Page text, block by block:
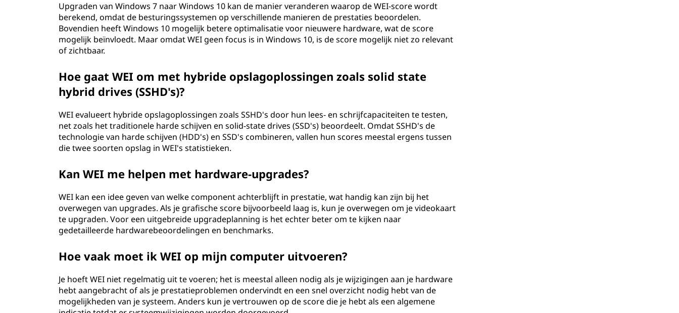
Upgraden van Windows 7 naar Windows 10 kan de manier veranderen waarop de WEI-score wordt
berekend, omdat de besturingssystemen op verschillende manieren de prestaties beoordelen.
Bovendien heeft Windows 10 mogelijk betere optimalisatie voor nieuwere hardware, wat de score
mogelijk beïnvloedt. Maar omdat WEI geen focus is in Windows 10, is de score mogelijk niet zo relevant
of zichtbaar.
Hoe gaat WEI om met hybride opslagoplossingen zoals solid state
hybrid drives (SSHD's)?
WEI evalueert hybride opslagoplossingen zoals SSHD's door hun lees- en schrijfcapaciteiten te testen,
net zoals het traditionele harde schijven en solid-state drives (SSD's) beoordeelt. Omdat SSHD's de
technologie van harde schijven (HDD's) en SSD's combineren, vallen hun scores meestal ergens tussen
die twee soorten opslag in WEI's statistieken.
Kan WEI me helpen met hardware-upgrades?
WEI kan een idee geven van welke component achterblijft in prestatie, wat handig kan zijn bij het
overwegen van upgrades. Als je grafische score bijvoorbeeld laag is, kun je overwegen om je videokaart
te upgraden. Voor een uitgebreide upgradeplanning is het echter beter om te kijken naar
gedetailleerde hardwarebeoordelingen en benchmarks.
Hoe vaak moet ik WEI op mijn computer uitvoeren?
Je hoeft WEI niet regelmatig uit te voeren; het is meestal alleen nodig als je wijzigingen aan je hardware
hebt aangebracht of als je prestatieproblemen ondervindt en een snel overzicht nodig hebt van de
mogelijkheden van je systeem. Anders kun je vertrouwen op de score die je hebt als een algemene